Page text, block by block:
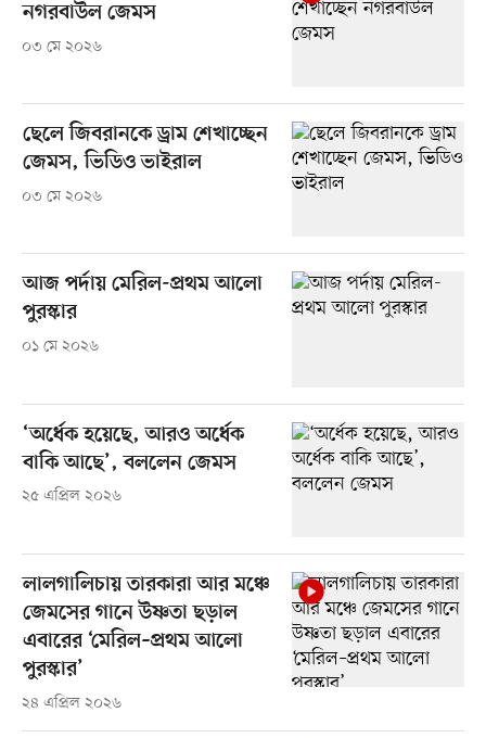
নগরবাউল জেমস
০৩ মে ২০২৬
ছেলে জিবরানকে ড্রাম শেখাচ্ছেন
জেমস, ভিডিও ভাইরাল
০৩ মে ২০২৬
আজ পর্দায় মেরিল-প্রথম আলো
পুরস্কার
০১ মে ২০২৬
‘অর্ধেক হয়েছে, আরও অর্ধেক
বাকি আছে’, বললেন জেমস
২৫ এপ্রিল ২০২৬
লালগালিচায় তারকারা আর মঞ্চে
জেমসের গানে উষ্ণতা ছড়াল
এবারের ‘মেরিল–প্রথম আলো
পুরস্কার’
২৪ এপ্রিল ২০২৬